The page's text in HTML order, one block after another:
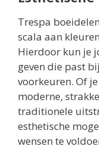
Trespa
scala aan
Hierdoor kun je
geven die past
voorkeuren. Of
moderne,
traditionele
esthetische
wensen te